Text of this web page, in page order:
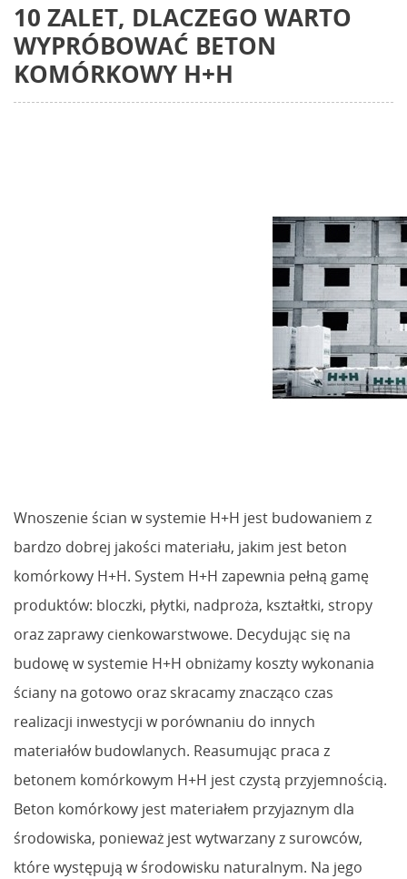
10 ZALET, DLACZEGO WARTO
WYPRÓBOWAĆ BETON
KOMÓRKOWY H+H
Wnoszenie ścian w systemie H+H jest budowaniem z
bardzo dobrej jakości materiału, jakim jest beton
komórkowy H+H. System H+H zapewnia pełną gamę
produktów: bloczki, płytki, nadproża, kształtki, stropy
oraz zaprawy cienkowarstwowe. Decydując się na
budowę w systemie H+H obniżamy koszty wykonania
ściany na gotowo oraz skracamy znacząco czas
realizacji inwestycji w porównaniu do innych
materiałów budowlanych. Reasumując praca z
betonem komórkowym H+H jest czystą przyjemnością.
Beton komórkowy jest materiałem przyjaznym dla
środowiska, ponieważ jest wytwarzany z surowców,
które występują w środowisku naturalnym. Na jego